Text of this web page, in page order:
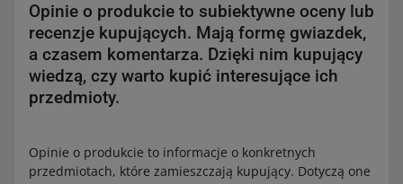
Opinie o produkcie to subiektywne oceny lub
recenzje kupujących. Mają formę gwiazdek,
a czasem komentarza. Dzięki nim kupujący
wiedzą, czy warto kupić interesujące ich
przedmioty.
Opinie o produkcie to informacje o konkretnych
przedmiotach, które zamieszczają kupujący. Dotyczą one